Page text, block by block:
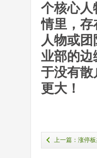
个核心人
情里，存
人物或
业部的边
于没有散
更大！
上一篇：涨停